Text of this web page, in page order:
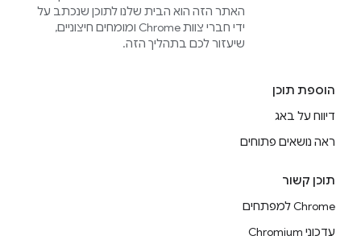
האתר הזה הוא הבית שלנו לתוכן שנכתב על
ידי חברי צוות Chrome ומומחים חיצוניים,
שיעזור לכם בתהליך הזה.
הוספת תוכן
דיווח על באג
ראה נושאים פתוחים
תוכן קשור
Chrome למפתחים
עדכוני Chromium